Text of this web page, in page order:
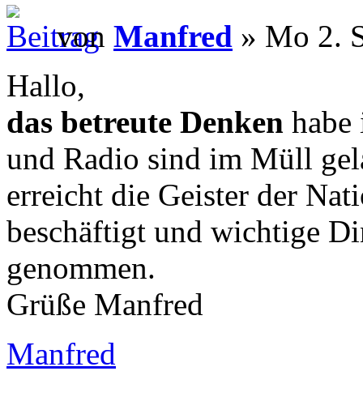
von Manfred » Mo 2.
Hallo,
das betreute Denken
und Radio sind im Müll
erreicht die Geister der
beschäftigt und wichtige
genommen.
Grüße Manfred
Manfred